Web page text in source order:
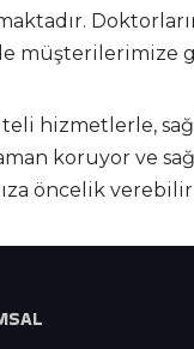
müşterilerimize
hizmetlerle,
koruyor ve
öncelik